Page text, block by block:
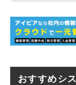
おすすめシ